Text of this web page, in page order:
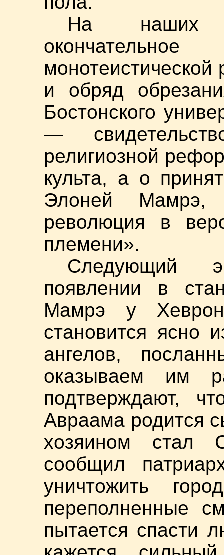
На наших
и обряд
Бостонского
—
религиозной
культа, а о
Элоней Мамрэ,
революция в
племени».
Следующий
появлении в
Мамрэ у
становится ясно
ангелов,
оказываем им
подтверждают,
Авраама родится
хозяином стал
сообщил
уничтожить
переполненные
пытается спасти